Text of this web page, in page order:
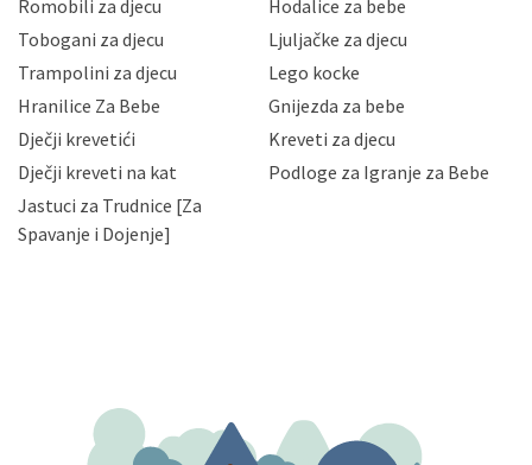
Vaših osobnih podataka te omogućava pristup i
priopćavanje osobnih podataka samo onim svojim
zaposlenicima kojima su isti potrebni radi provedbe
slučajevima koji su dozvoljeni zakonima. Napominjemo
da možete u svako doba, u potpunosti ili djelomice,
zatražiti prestanak aktivnosti obrade Vaših osobnih
podataka. Opoziv privole možete podnijeti poštom na
gore navedenu adresu ili e-mailom na adresu:
Romobili za djecu
Hodalice za bebe
Tobogani za djecu
Ljuljačke za djecu
Trampolini za djecu
Lego kocke
Hranilice Za Bebe
Gnijezda za bebe
Dječji krevetići
Kreveti za djecu
Dječji kreveti na kat
Podloge za Igranje za Bebe
Jastuci za Trudnice [Za
Spavanje i Dojenje]